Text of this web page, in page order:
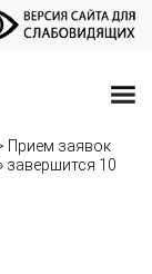
Прием заявок
завершится 10